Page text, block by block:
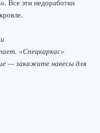
Все эти недоработки
«Спецкаркас»
— закажите навесы для